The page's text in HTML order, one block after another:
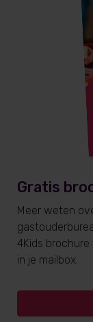
Gratis
Meer weten
4Kids
in je mailbox.